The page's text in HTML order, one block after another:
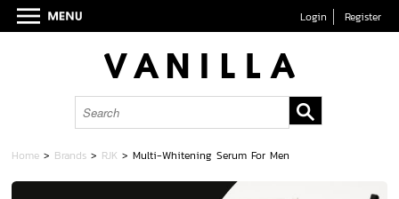
Login Register
Home > Brands > RJK >Multi-Whitening Serum For Men